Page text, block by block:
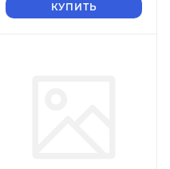
КУПИТЬ